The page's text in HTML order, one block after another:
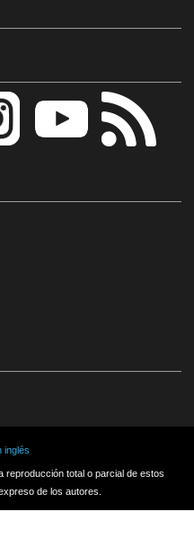
inglés
reproducción total o parcial de estos
de los autores.